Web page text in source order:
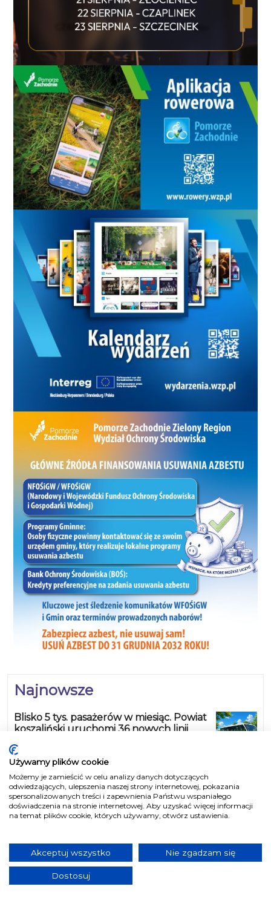
Najnowsze
Blisko 5 tys. pasażerów w miesiąc. Powiat
koszaliński uruchomi 36 nowych linii
2026-08-07 13:02:00
„Piknik w mundurze” w Koszalinie. Sprzęt
wojskowy, symulatory i atrakcje dla rodzin
2026-08-07 10:24:00
miejscowością. 32-latka miała blisko 0,5
promila
2026-08-07 09:33:00
Używamy plików cookie
Możemy je zamieścić w celu analizy danych dotyczących
odwiedzających, ulepszenia naszej strony internetowej, pokazania
spersonalizowanych treści i zapewnienia Państwu wspaniałego
doświadczenia na stronie internetowej. Aby uzyskać więcej informacji
na temat plików cookie, których używamy, otwórz ustawienia.
Akceptuj wszystko Nie zgadzam się
Dostosuj